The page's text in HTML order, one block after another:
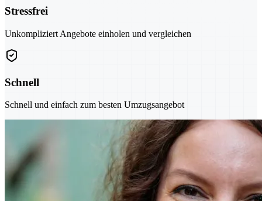
Stressfrei
Unkompliziert Angebote einholen und vergleichen
Schnell
Schnell und einfach zum besten Umzugsangebot